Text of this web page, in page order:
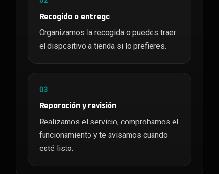
Recogida o entrega
Organizamos la recogida o puedes traer
el dispositivo a tienda si lo prefieres.
03
Reparación y revisión
Realizamos el servicio, comprobamos el
funcionamiento y te avisamos cuando
esté listo.